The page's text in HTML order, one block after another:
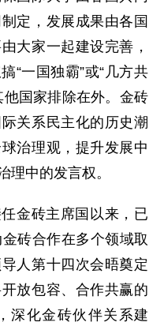
定，发展成果由各国
大家一起建设完善，
“一国独霸”或“几方共
国家排除在外。金砖
关系民主化的历史潮
治理观，提升发展中
理中的发言权。
金砖主席国以来，已
砖合作在多个领域取
人 第十四次会晤奠定
放包容、合作共赢的
深化金砖伙伴关系建